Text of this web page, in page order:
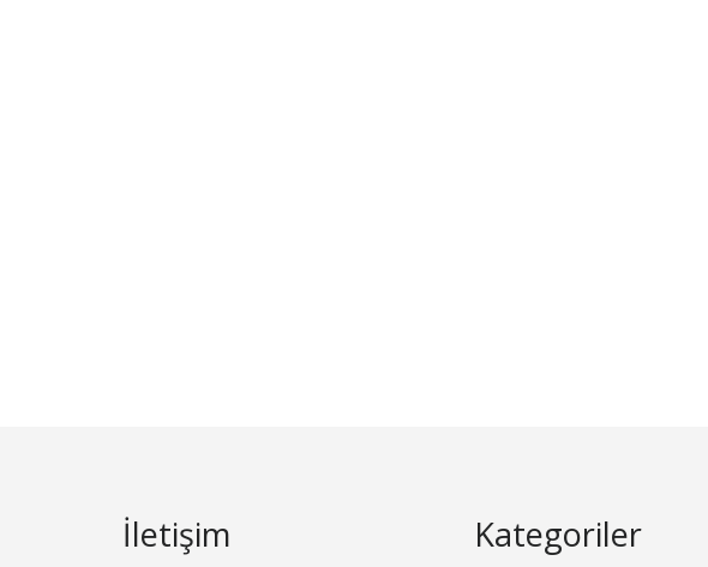
İletişim Kategoriler